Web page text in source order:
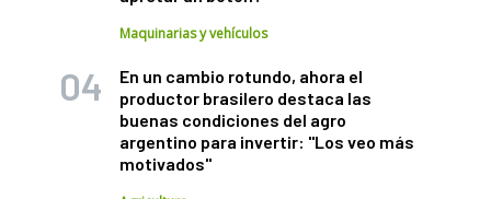
Maquinarias y vehículos
En un cambio rotundo, ahora el
productor brasilero destaca las
buenas condiciones del agro
argentino para invertir: "Los veo más
motivados"